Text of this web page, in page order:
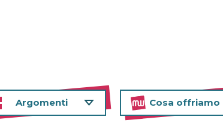
Argomenti Cosa offriamo